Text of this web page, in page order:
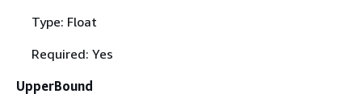
Type: Float
Required: Yes
UpperBound